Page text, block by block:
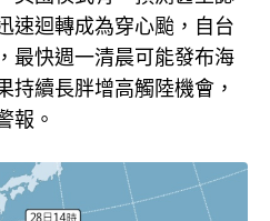
速迴轉成為穿心颱，自台
最快週一清晨可能發布海
持續長胖增高觸陸機會，
報。